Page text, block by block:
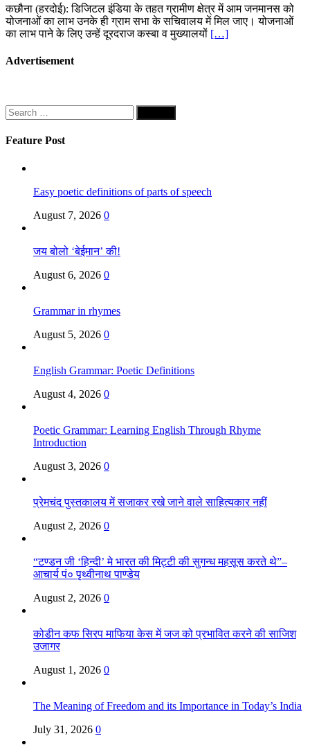
कछौना (हरदोई): डिजिटल इंडिया के तहत ग्रामीण क्षेत्र में आम जनमानस को
योजनाओं का लाभ उनके ही ग्राम सभा के सचिवालय में मिल जाए। योजनाओं
का लाभ पाने के लिए उन्हें दूरदराज कस्बा व मुख्यालयों […]
Advertisement
Search
for:
Feature Post
Easy poetic definitions of parts of speech
August 7, 2026 0
जय बोलो ‘बेईमान’ की!
August 6, 2026 0
Grammar in rhymes
August 5, 2026 0
English Grammar: Poetic Definitions
August 4, 2026 0
Poetic Grammar: Learning English Through Rhyme
Introduction
August 3, 2026 0
प्रेमचंद पुस्तकालय में सजाकर रखे जाने वाले साहित्यकार नहीं
August 2, 2026 0
“टण्डन जी ‘हिन्दी’ मे भारत की मिट्टी की सुगन्ध महसूस करते थे”–
आचार्य पं० पृथ्वीनाथ पाण्डेय
August 2, 2026 0
कोडीन कफ सिरप माफिया केस में जज को प्रभावित करने की साजिश
उजागर
August 1, 2026 0
The Meaning of Freedom and its Importance in Today’s India
July 31, 2026 0